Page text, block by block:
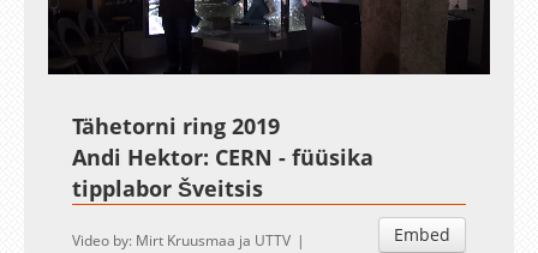
Unmute
0.47%
Tähetorni ring 2019
Andi Hektor: CERN - füüsika
tipplabor Šveitsis
Embed
Video by: Mirt Kruusmaa ja UTTV